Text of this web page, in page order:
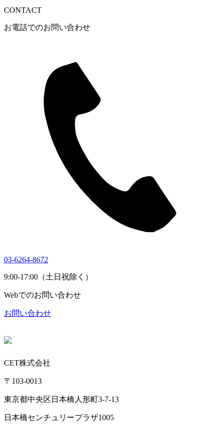
CONTACT
お電話でのお問い合わせ
03-6264-8672
9:00-17:00（土日祝除く）
Webでのお問い合わせ
お問い合わせ
CET株式会社
〒103-0013
東京都中央区日本橋人形町3-7-13
日本橋センチュリープラザ1005